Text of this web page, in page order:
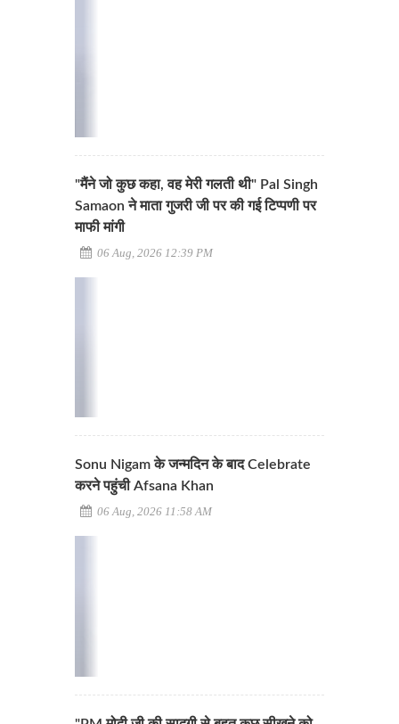
"मैंने जो कुछ कहा, वह मेरी गलती थी" Pal Singh
Samaon ने माता गुजरी जी पर की गई टिप्पणी पर
माफी मांगी
06 Aug, 2026 12:39 PM
Sonu Nigam के जन्मदिन के बाद Celebrate
करने पहुंची Afsana Khan
06 Aug, 2026 11:58 AM